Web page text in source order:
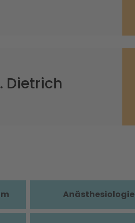
Dietrich
Anästhesiologie